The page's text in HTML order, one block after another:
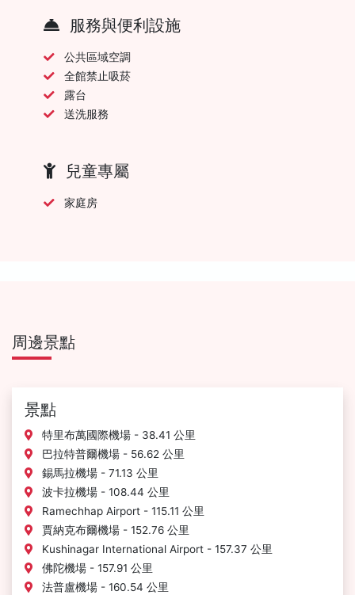
服務與便利設施
公共區域空調
全館禁止吸菸
露台
送洗服務
兒童專屬
家庭房
周邊景點
景點
特里布萬國際機場 - 38.41 公里
巴拉特普爾機場 - 56.62 公里
錫馬拉機場 - 71.13 公里
波卡拉機場 - 108.44 公里
Ramechhap Airport - 115.11 公里
賈納克布爾機場 - 152.76 公里
Kushinagar International Airport - 157.37 公里
佛陀機場 - 157.91 公里
法普盧機場 - 160.54 公里